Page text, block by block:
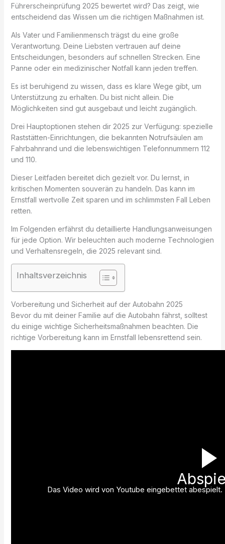
Führerscheinprüfung 2025 bewertet wird? Das zeigt, wie
entscheidend das Wissen um die richtigen Maßnahmen ist.
Als Vater und Familienmensch trägst du eine große
Verantwortung. Deine Liebsten vertrauen auf deine
Entscheidungen, besonders auf schnellen Strecken. Eine
Panne oder ein medizinischer Notfall kann jeden treffen.
Es ist beruhigend zu wissen, dass es klare Wege gibt, um
Unterstützung zu erhalten. Du bist nicht allein. Die
Möglichkeiten sind gut ausgebaut und leicht zugänglich.
Drei Hauptoptionen stehen dir 2025 zur Verfügung: spezielle
Raststätten-Einrichtungen, die bekannten Notrufsäulen am
Fahrbahnrand und die lebenswichtigen Telefonnummern 112
und 110.
Dieser Leitfaden bereitet dich gezielt vor. Du lernst, in
kritischen Momenten souverän zu handeln. Das kann im
Ernstfall wertvolle Zeit sparen und im schlimmsten Fall Leben
retten.
Im Folgenden erfährst du detaillierte Handlungsanweisungen
für jede Option. Wir beleuchten auch moderne Technologien
und Verhaltensregeln, die 2025 relevant sind.
Inhaltsverzeichnis
Vorbereitung und Sicherheit auf der Autobahn 2025
Bevor du mit deiner Familie auf die Autobahn fährst, solltest
du einige wichtige Sicherheitsmaßnahmen beachten. Die
richtige Vorbereitung kann im Ernstfall lebensrettend sein.
Das Video wird von Youtube eingebettet